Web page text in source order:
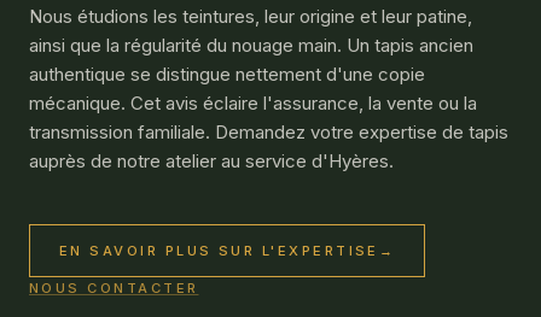
Nous étudions les teintures, leur origine et leur patine,
ainsi que la régularité du nouage main. Un tapis ancien
authentique se distingue nettement d'une copie
mécanique. Cet avis éclaire l'assurance, la vente ou la
transmission familiale. Demandez votre expertise de tapis
auprès de notre atelier au service d'Hyères.
EN SAVOIR PLUS SUR L'EXPERTISE →
NOUS CONTACTER